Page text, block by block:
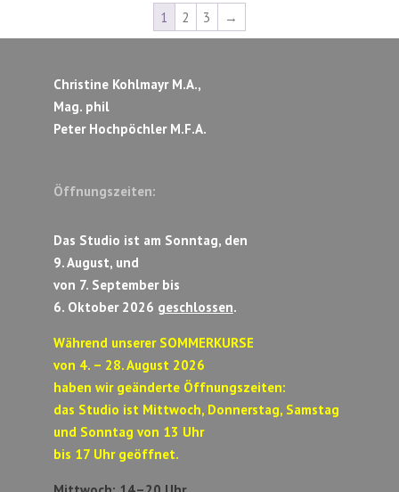
1 2 3 →
Christine Kohlmayr M.A.,
Mag. phil
Peter Hochpöchler M.F.A.
Öffnungszeiten:
Das Studio ist am Sonntag, den
9. August, und
von 7. September bis
6. Oktober 2026 geschlossen.
Während unserer SOMMERKURSE
von 4. – 28. August 2026
haben wir geänderte Öffnungszeiten:
das Studio ist Mittwoch, Donnerstag, Samstag
und Sonntag von 13 Uhr
bis 17 Uhr geöffnet.